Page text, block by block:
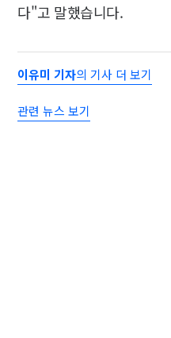
다"고 말했습니다.
이유미 기자의 기사 더 보기
관련 뉴스 보기